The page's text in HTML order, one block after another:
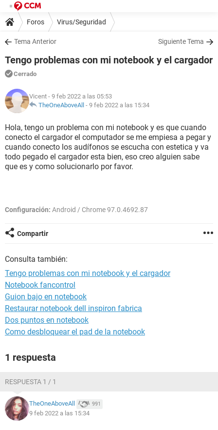
Foros Virus/Seguridad
Tema Anterior Siguiente Tema
Tengo problemas con mi notebook y el cargador
Cerrado
Vicent - 9 feb 2022 a las 05:53
TheOneAboveAll - 9 feb 2022 a las 15:34
Hola, tengo un problema con mi notebook y es que cuando
conecto el cargador el computador se me empiesa a pegar y
cuando conecto los audífonos se escucha con estetica y va
todo pegado el cargador esta bien, eso creo alguien sabe
que es y como solucionarlo por favor.
Configuración: Android / Chrome 97.0.4692.87
Compartir
Consulta también:
Tengo problemas con mi notebook y el cargador
Notebook fancontrol
Guion bajo en notebook
Restaurar notebook dell inspiron fabrica
Dos puntos en notebook
Como desbloquear el pad de la notebook
1 respuesta
RESPUESTA 1 / 1
TheOneAboveAll 991
9 feb 2022 a las 15:34